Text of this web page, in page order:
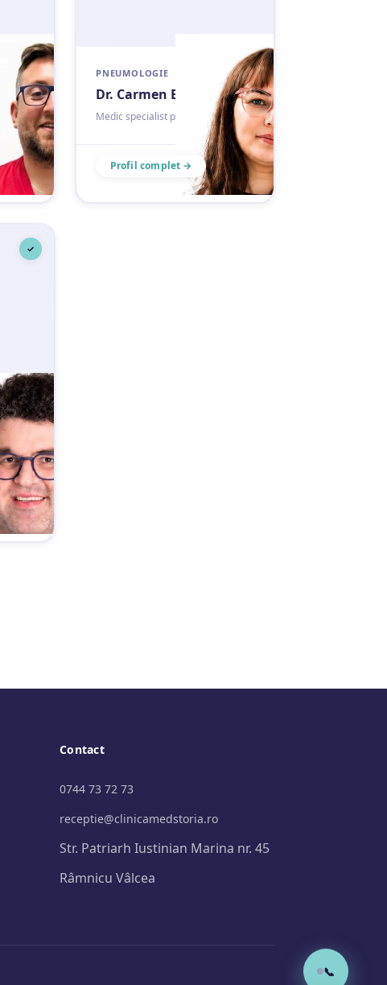
PNEUMOLOGIE
Dr. Carmen Baceanu
Medic specialist pneumologie
Profil complet →
✓
Contact
0744 73 72 73
receptie@clinicamedstoria.ro
Str. Patriarh Iustinian Marina nr. 45
Râmnicu Vâlcea
📞